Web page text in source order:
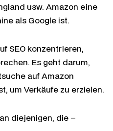
usw. Amazon eine
als Google ist.
SEO konzentrieren,
Es geht darum,
auf Amazon
um Verkäufe zu erzielen.
diejenigen, die –